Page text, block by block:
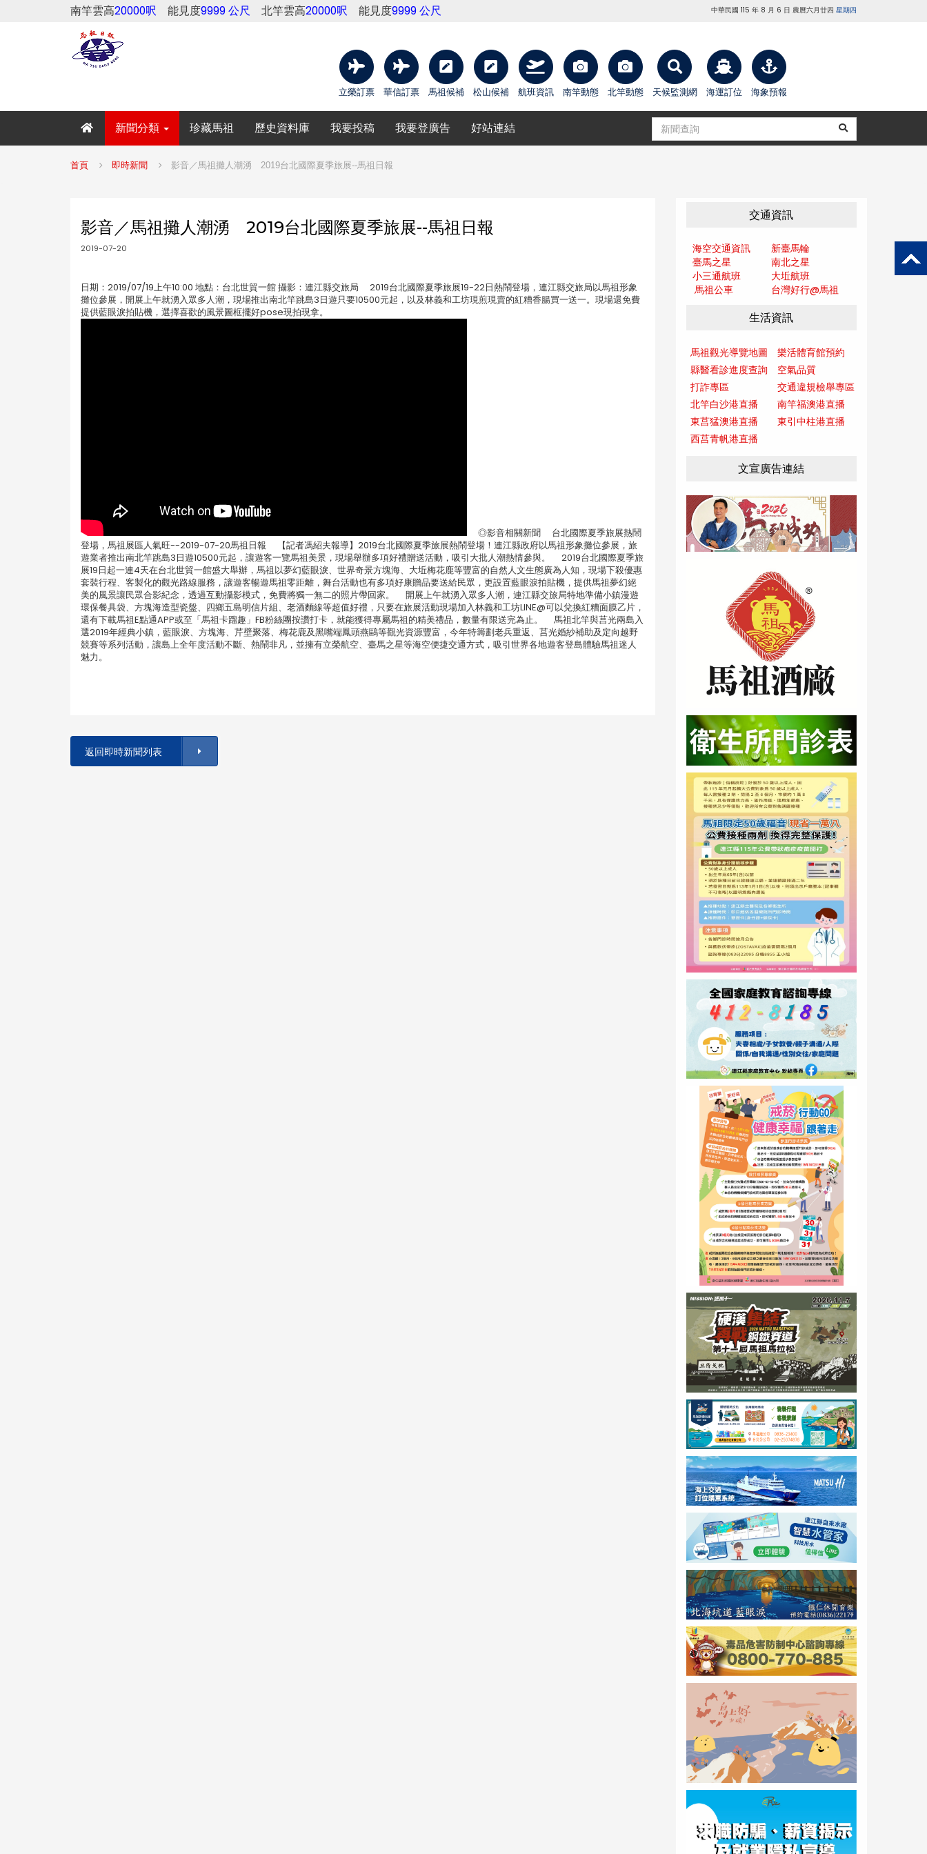
南竿雲高20000呎 能見度9999 公尺 北竿雲高20000呎 能見度9999 公尺 中華民國 115 年 8 月 6 日 農曆六月廿四 星期四
立榮訂票 華信訂票 馬祖候補 松山候補 航班資訊 南竿動態 北竿動態 天候監測網 海運訂位 海象預報
新聞分類 珍藏馬祖 歷史資料庫 我要投稿 我要登廣告 好站連結
首頁 即時新聞 影音／馬祖攤人潮湧 2019台北國際夏季旅展--馬祖日報
影音／馬祖攤人潮湧 2019台北國際夏季旅展--馬祖日報
2019-07-20
日期：2019/07/19上午10:00 地點：台北世貿一館 攝影：連江縣交旅局 2019台北國際夏季旅展19-22日熱鬧登場，連江縣交旅局以馬祖形象
攤位參展，開展上午就湧入眾多人潮，現場推出南北竿跳島3日遊只要10500元起，以及林義和工坊現煎現賣的紅糟香腸買一送一。現場還免費
提供藍眼淚拍貼機，選擇喜歡的風景圖框擺好pose現拍現拿。
◎影音相關新聞 台北國際夏季旅展熱鬧
登場，馬祖展區人氣旺--2019-07-20馬祖日報 【記者馮紹夫報導】2019台北國際夏季旅展熱鬧登場！連江縣政府以馬祖形象攤位參展，旅
遊業者推出南北竿跳島3日遊10500元起，讓遊客一覽馬祖美景，現場舉辦多項好禮贈送活動，吸引大批人潮熱情參與。 2019台北國際夏季旅
展19日起一連4天在台北世貿一館盛大舉辦，馬祖以夢幻藍眼淚、世界奇景方塊海、大坵梅花鹿等豐富的自然人文生態廣為人知，現場下殺優惠
套裝行程、客製化的觀光路線服務，讓遊客暢遊馬祖零距離，舞台活動也有多項好康贈品要送給民眾，更設置藍眼淚拍貼機，提供馬祖夢幻絕
美的風景讓民眾合影紀念，透過互動攝影模式，免費將獨一無二的照片帶回家。 開展上午就湧入眾多人潮，連江縣交旅局特地準備小鎮漫遊
環保餐具袋、方塊海造型瓷盤、四鄉五島明信片組、老酒麵線等超值好禮，只要在旅展活動現場加入林義和工坊LINE@可以兌換紅糟面膜乙片，
還有下載馬祖E點通APP或至「馬祖卡蹓趣」FB粉絲團按讚打卡，就能獲得專屬馬祖的精美禮品，數量有限送完為止。 馬祖北竿與莒光兩島入
選2019年經典小鎮，藍眼淚、方塊海、芹壁聚落、梅花鹿及黑嘴端鳳頭燕鷗等觀光資源豐富，今年特籌劃老兵重返、莒光婚紗補助及定向越野
競賽等系列活動，讓島上全年度活動不斷、熱鬧非凡，並擁有立榮航空、臺馬之星等海空便捷交通方式，吸引世界各地遊客登島體驗馬祖迷人
魅力。
返回即時新聞列表
交通資訊
海空交通資訊
新臺馬輪
臺馬之星
南北之星
小三通航班
大坵航班
馬祖公車
台灣好行@馬祖
生活資訊
馬祖觀光導覽地圖
樂活體育館預約
縣醫看診進度查詢
空氣品質
打詐專區
交通違規檢舉專區
北竿白沙港直播
南竿福澳港直播
東莒猛澳港直播
東引中柱港直播
西莒青帆港直播
文宣廣告連結